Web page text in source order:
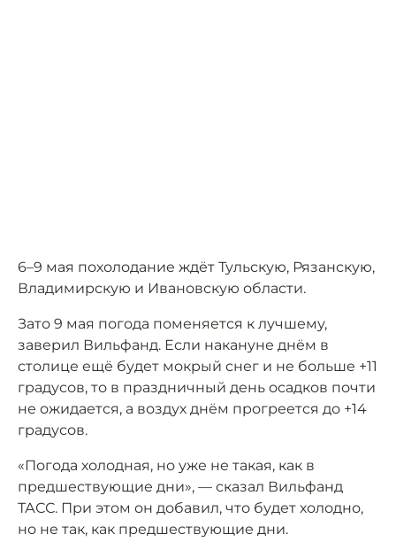
6–9 мая похолодание ждёт Тульскую, Рязанскую,
Владимирскую и Ивановскую области.
Зато 9 мая погода поменяется к лучшему,
заверил Вильфанд. Если накануне днём в
столице ещё будет мокрый снег и не больше +11
градусов, то в праздничный день осадков почти
не ожидается, а воздух днём прогреется до +14
градусов.
«Погода холодная, но уже не такая, как в
предшествующие дни», — сказал Вильфанд
ТАСС. При этом он добавил, что будет холодно,
но не так, как предшествующие дни.